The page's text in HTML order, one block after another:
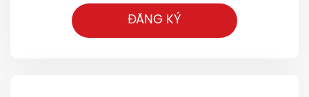
ĐĂNG KÝ